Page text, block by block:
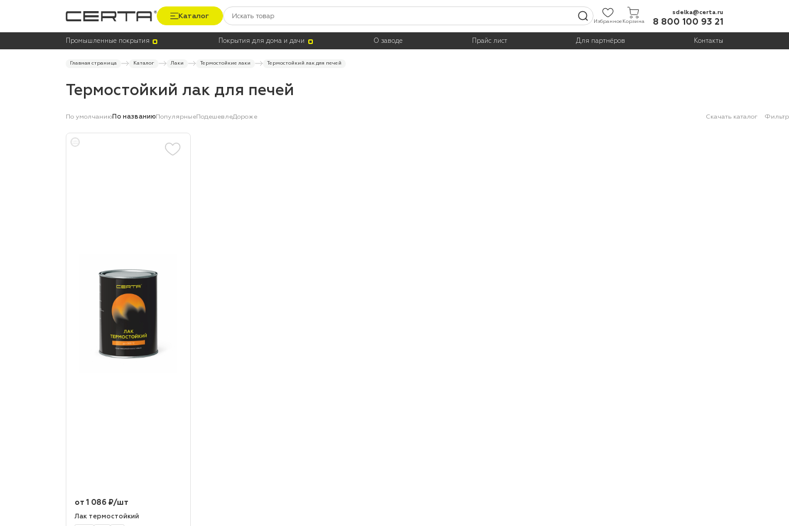
Каталог
ИзбранноеКорзина
sdelka@certa.ru
8 800 100 93 21
Промышленные покрытия Покрытия для дома и дачи О заводе Прайс лист Для партнёров Контакты
Главная страница Каталог Лаки Термостойкие лаки Термостойкий лак для печей
Термостойкий лак для печей
Термостойкость, до °C Цвет Тара
По умолчаниюПо названиюПопулярныеПодешевлеДороже Скачать каталог Фильтр
от 1 086 ₽/шт
Лак термостойкий